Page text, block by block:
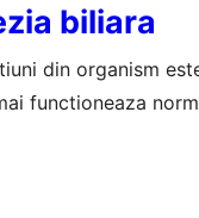
biliara
din organism
functioneaza
Din fericire sunt
peste ea…